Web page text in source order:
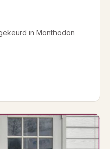
in Monthodon